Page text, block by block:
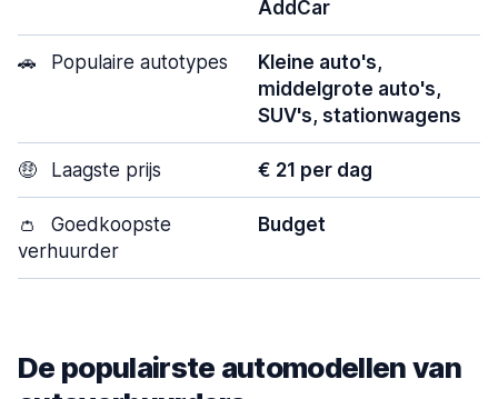
AddCar
🚗 Populaire autotypes
Kleine auto's,
middelgrote auto's,
SUV's, stationwagens
🤑 Laagste prijs € 21 per dag
👛
Goedkoopste
verhuurder
Budget
De populairste automodellen van